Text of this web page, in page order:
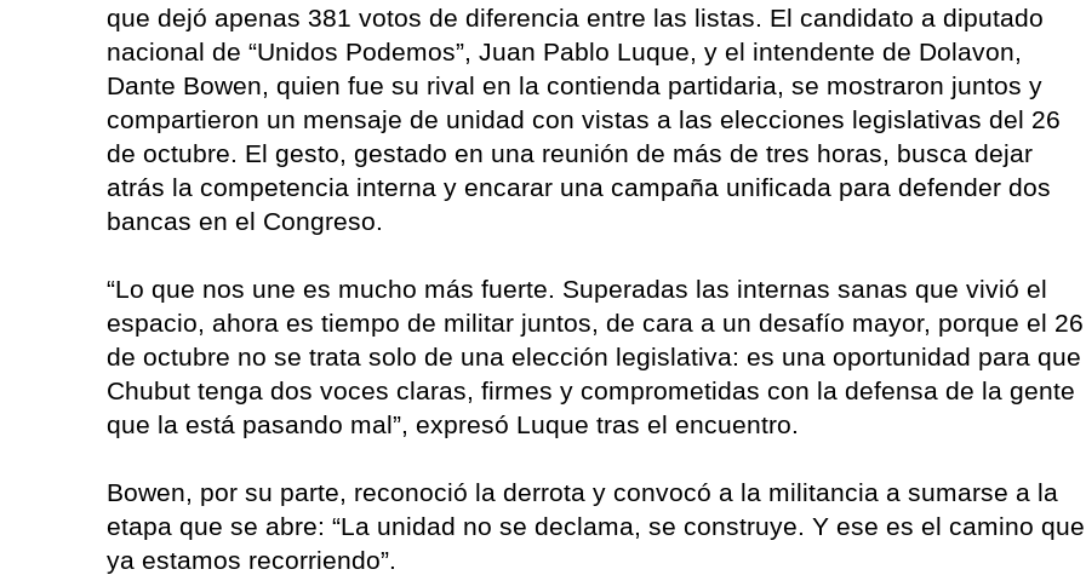
que dejó apenas 381 votos de diferencia entre las listas. El candidato a diputado
nacional de “Unidos Podemos”, Juan Pablo Luque, y el intendente de Dolavon,
Dante Bowen, quien fue su rival en la contienda partidaria, se mostraron juntos y
compartieron un mensaje de unidad con vistas a las elecciones legislativas del 26
de octubre. El gesto, gestado en una reunión de más de tres horas, busca dejar
atrás la competencia interna y encarar una campaña unificada para defender dos
bancas en el Congreso.
“Lo que nos une es mucho más fuerte. Superadas las internas sanas que vivió el
espacio, ahora es tiempo de militar juntos, de cara a un desafío mayor, porque el 26
de octubre no se trata solo de una elección legislativa: es una oportunidad para que
Chubut tenga dos voces claras, firmes y comprometidas con la defensa de la gente
que la está pasando mal”, expresó Luque tras el encuentro.
Bowen, por su parte, reconoció la derrota y convocó a la militancia a sumarse a la
etapa que se abre: “La unidad no se declama, se construye. Y ese es el camino que
ya estamos recorriendo”.